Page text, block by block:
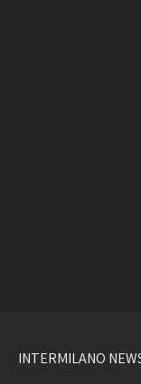
INTERMILANO